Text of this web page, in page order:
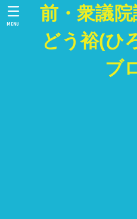
前・衆議
どう裕(
ブ
MENU